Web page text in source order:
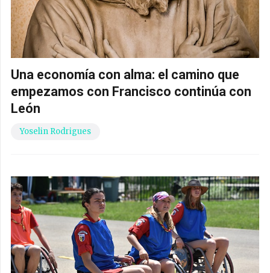
Una economía con alma: el camino que
empezamos con Francisco continúa con
León
Yoselin Rodrigues